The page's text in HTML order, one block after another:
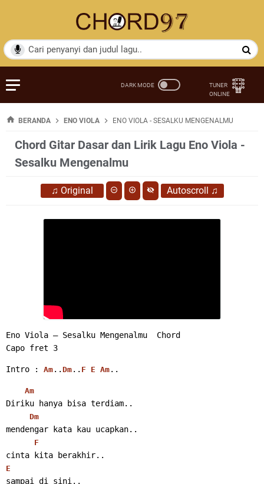
BERANDA ENO VIOLA ENO VIOLA - SESALKU MENGENALMU
Chord Gitar Dasar dan Lirik Lagu Eno Viola -
Sesalku Mengenalmu
♫ Original Autoscroll ♫
Eno Viola – Sesalku Mengenalmu  Chord
Capo fret 3
Intro : Am .. Dm .. F E Am ..
Am
Diriku hanya bisa terdiam..
Dm
mendengar kata kau ucapkan..
F
cinta kita berakhir..
E
sampai di sini..